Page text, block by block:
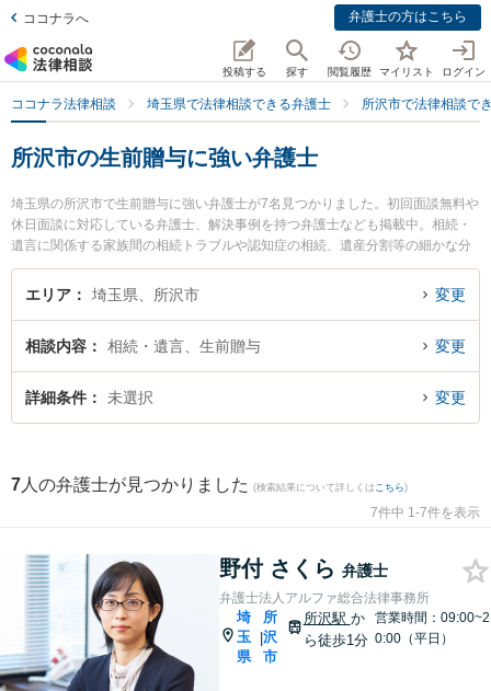
ココナラへ 弁護士の方はこちら
投稿する 探す 閲覧履歴 マイリスト ログイン
ココナラ法律相談 埼玉県で法律相談できる弁護士 所沢市で法律相談で
所沢市の生前贈与に強い弁護士
埼玉県の所沢市で生前贈与に強い弁護士が7名見つかりました。初回面談無料や
休日面談に対応している弁護士、解決事例を持つ弁護士なども掲載中。相続・
遺言に関係する家族間の相続トラブルや認知症の相続、遺産分割等の細かな分
野での絞り込み検索もでき便利です。特に弁護士法人アルファ総合法律事務所
の野付 さくら弁護士やベリーベスト法律事務所 所沢オフィスの鈴木 寛之弁護
た生前贈与のトラブルを今すぐに弁護士に相談したい』『生前贈与のトラブル
解決の実績豊富な近くの弁護士を検索したい』『初回相談無料で生前贈与を法
律相談できる所沢市内の弁護士に相談予約したい』などでお困りの相談者さん
エリア 埼玉県、所沢市 変更
相談内容 相続・遺言、生前贈与 変更
詳細条件 未選択 変更
7 人の弁護士が見つかりました (検索結果について詳しくは こちら)
7件中 1-7件を表示
野付 さくら 弁護士
弁護士法人アルファ総合法律事務所
埼
玉
県
|
所
沢
市
所沢駅 か
ら徒歩1分
営業時間：09:00~2
0:00（平日）